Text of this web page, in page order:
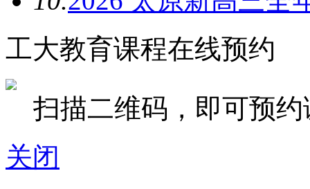
工大教育课程在线预约
扫描二维码，即可预
关闭